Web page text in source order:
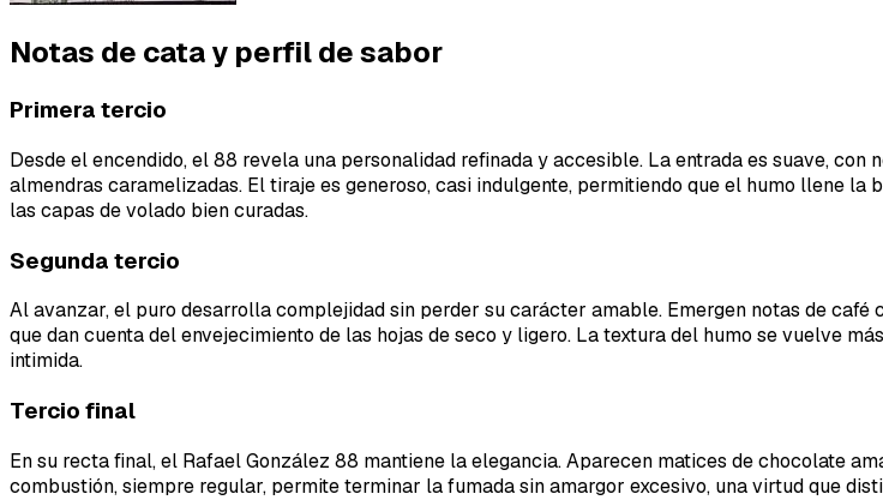
Notas de cata y perfil de sabor
Primera tercio
Desde el encendido, el 88 revela una personalidad refinada y accesible. La entrada es suave,
almendras caramelizadas. El tiraje es generoso, casi indulgente, permitiendo que el humo llene
las capas de volado bien curadas.
Segunda tercio
Al avanzar, el puro desarrolla complejidad sin perder su carácter amable. Emergen notas de
que dan cuenta del envejecimiento de las hojas de seco y ligero. La textura del humo se vuelve
intimida.
Tercio final
En su recta final, el Rafael González 88 mantiene la elegancia. Aparecen matices de chocolate
combustión, siempre regular, permite terminar la fumada sin amargor excesivo, una virtud que